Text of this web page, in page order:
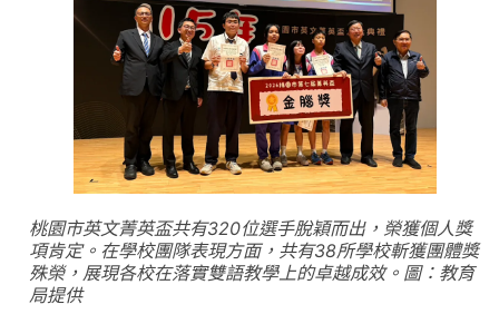
桃園市英文菁英盃共有320位選手脫穎而出，榮獲個人獎
項肯定。在學校團隊表現方面，共有38所學校斬獲團體獎
殊榮，展現各校在落實雙語教學上的卓越成效。圖：教育
局提供